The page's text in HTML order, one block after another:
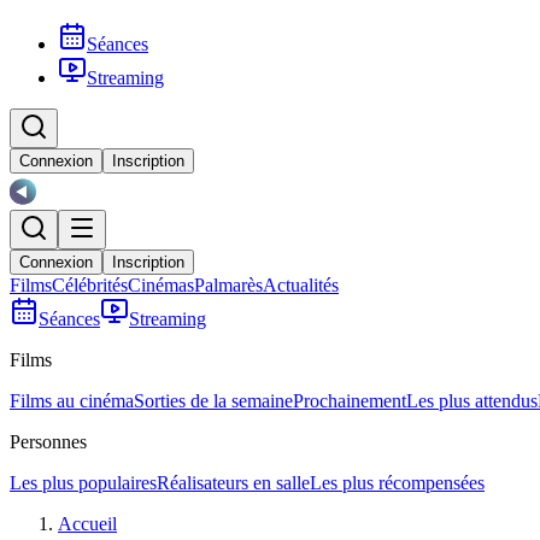
Séances
Streaming
Connexion Inscription
Connexion Inscription
FilmsCélébritésCinémasPalmarèsActualités
Séances
Streaming
Films
Films au cinémaSorties de la semaineProchainementLes plus attendus
Personnes
Les plus populairesRéalisateurs en salleLes plus récompensées
Accueil